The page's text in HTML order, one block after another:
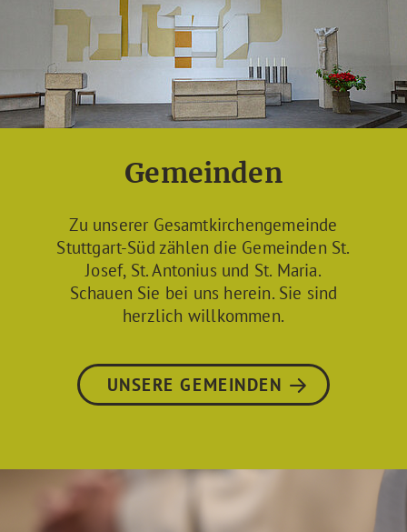
Gemeinden
Zu unserer Gesamtkirchengemeinde
Stuttgart-Süd zählen die Gemeinden St.
Josef, St. Antonius und St. Maria.
Schauen Sie bei uns herein. Sie sind
herzlich willkommen.
UNSERE GEMEINDEN